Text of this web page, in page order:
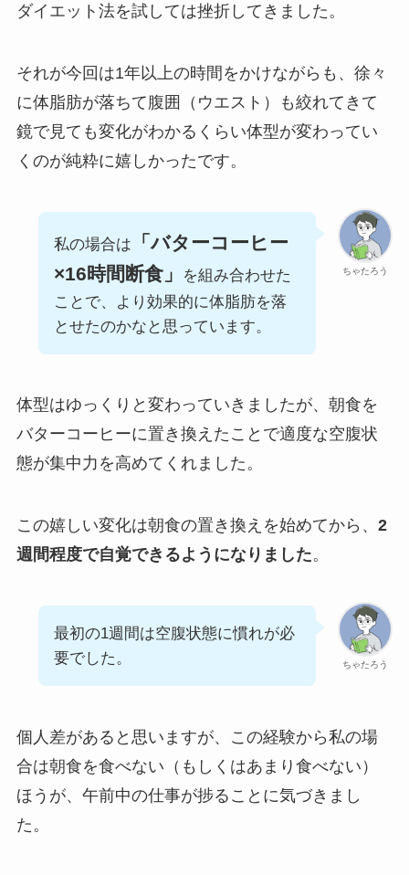
ダイエット法を試しては挫折してきました。
それが今回は1年以上の時間をかけながらも、徐々
に体脂肪が落ちて腹囲（ウエスト）も絞れてきて
鏡で見ても変化がわかるくらい体型が変わってい
くのが純粋に嬉しかったです。
ちゃたろう
私の場合は
「バターコーヒー
×16時間断食」
を組み合わせた
ことで、より効果的に体脂肪を落
とせたのかなと思っています。
体型はゆっくりと変わっていきましたが、朝食を
バターコーヒーに置き換えたことで適度な空腹状
態が集中力を高めてくれました。
この嬉しい変化は朝食の置き換えを始めてから、 2
週間程度で自覚できるようになりました。
ちゃたろう
最初の1週間は空腹状態に慣れが必
要でした。
個人差があると思いますが、この経験から私の場
合は朝食を食べない（もしくはあまり食べない）
ほうが、午前中の仕事が捗ることに気づきまし
た。